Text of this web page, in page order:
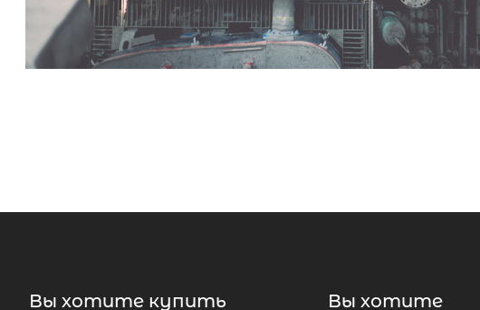
Вы хотите купить
Вы хотите